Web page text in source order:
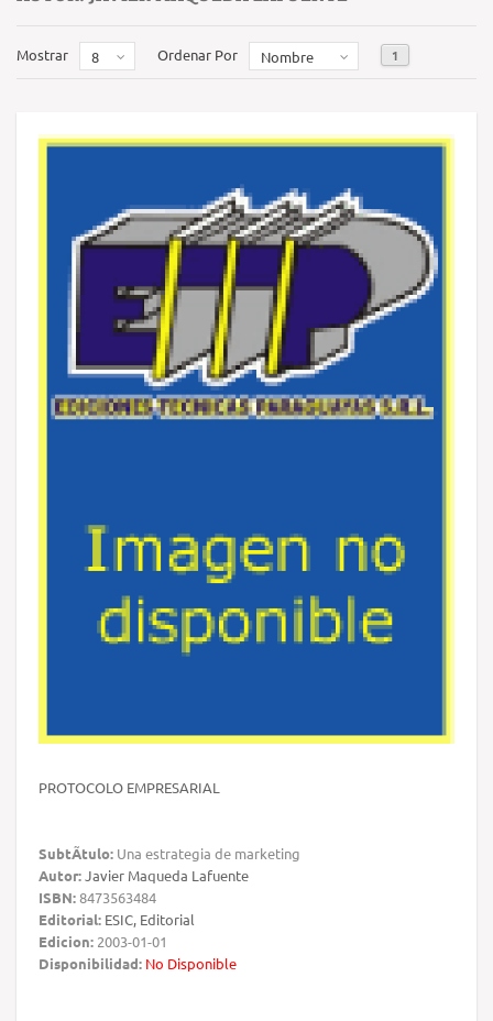
Mostrar 8 Ordenar Por Nombre 1
PROTOCOLO EMPRESARIAL
SubtÃ­tulo: Una estrategia de marketing
Autor:Javier Maqueda Lafuente
ISBN:8473563484
Editorial: ESIC, Editorial
Edicion: 2003-01-01
Disponibilidad: No Disponible